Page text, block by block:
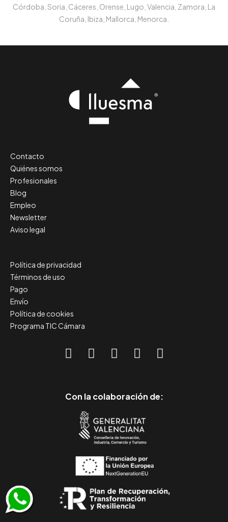
Córdoba, Soria, Cáceres, Orense, Lugo, Valencia, Zamora, La
Coruña, Ibiza, Mallorca, Menorca.
Contacto
Quiénes somos
Profesionales
Blog
Empleo
Newsletter
Aviso legal
Política de privacidad
Términos de uso
Pago
Envío
Política de cookies
Programa TIC Cámara
Con la colaboración de: